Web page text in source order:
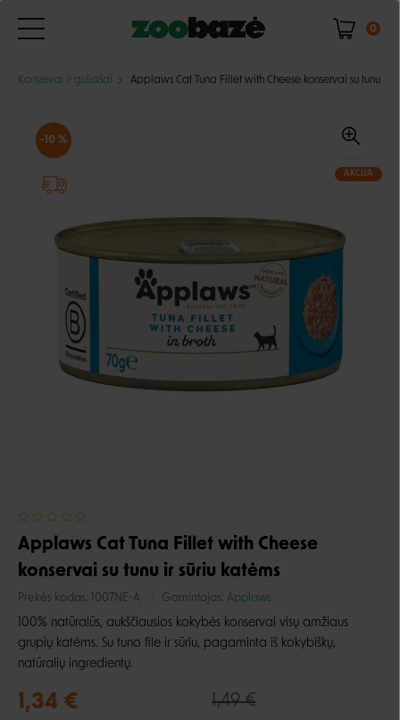
0
Konservai ir guliašai Applaws Cat Tuna Fillet with Cheese konservai su tunu ir
AKCIJA
-10 %
Applaws Cat Tuna Fillet with Cheese
konservai su tunu ir sūriu katėms
Prekės kodas: 1007NE-A Gamintojas: Applaws
100% natūralūs, aukščiausios kokybės konservai visų amžiaus
grupių katėms. Su tuno file ir sūriu, pagaminta iš kokybiškų,
natūralių ingredientų.
1,34 € 1,49 €